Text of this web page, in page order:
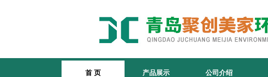
首 页 产品展示 公司介绍